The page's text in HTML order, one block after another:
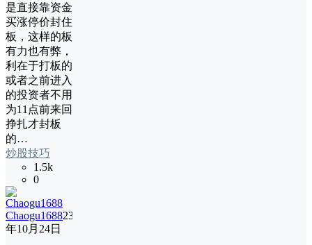
是直接靠资金
买涨停价封住
板，这样的板
有力也有弊，
利在于打板的
或者之前进入
的投资者不用
为11点前来回
挣扎才封板
的…
炒股技巧
1.5k
0
Chaogu168823
年10月24日